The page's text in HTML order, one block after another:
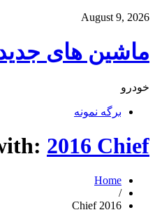
August 9, 2026
ماشین های
خودرو
برگه نمونه
2016 Chief
Home
/
2016 Chief